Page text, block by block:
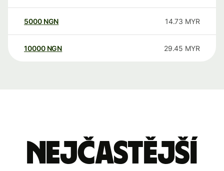
5000 NGN 14.73 MYR
10000 NGN 29.45 MYR
Nejčastější